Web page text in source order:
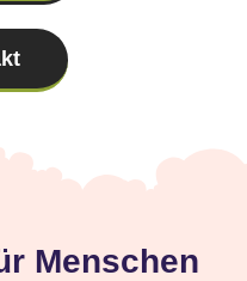
Menschen